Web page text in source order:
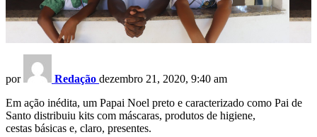
por Redação dezembro 21, 2020, 9:40 am
Em ação inédita, um Papai Noel preto e caracterizado como Pai de
Santo distribuiu kits com máscaras, produtos de higiene,
cestas básicas e, claro, presentes.